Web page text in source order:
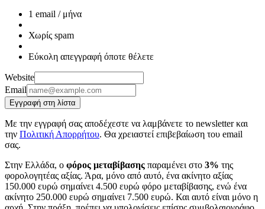
1 email / μήνα
Χωρίς spam
Εύκολη απεγγραφή όποτε θέλετε
Website
Email
Εγγραφή στη λίστα
Με την εγγραφή σας αποδέχεστε να λαμβάνετε το newsletter και
την Πολιτική Απορρήτου. Θα χρειαστεί επιβεβαίωση του email
σας.
Στην Ελλάδα, ο φόρος μεταβίβασης παραμένει στο 3% της
φορολογητέας αξίας. Άρα, μόνο από αυτό, ένα ακίνητο αξίας
150.000 ευρώ σημαίνει 4.500 ευρώ φόρο μεταβίβασης, ενώ ένα
ακίνητο 250.000 ευρώ σημαίνει 7.500 ευρώ. Και αυτό είναι μόνο η